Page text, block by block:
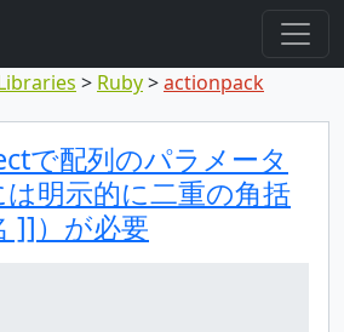
Ruby actionpack
で配列のパラメータ
明示的に二重の角括
]]）が必要